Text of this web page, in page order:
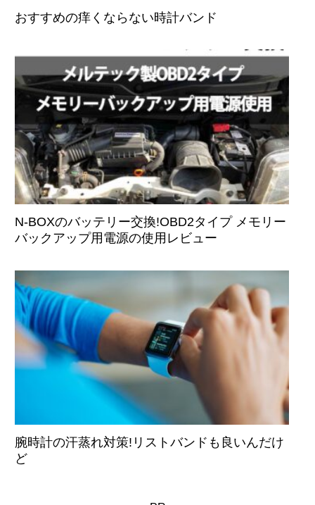
おすすめの痒くならない時計バンド
N-BOXのバッテリー交換!OBD2タイプ メモリー
バックアップ用電源の使用レビュー
腕時計の汗蒸れ対策!リストバンドも良いんだけ
ど